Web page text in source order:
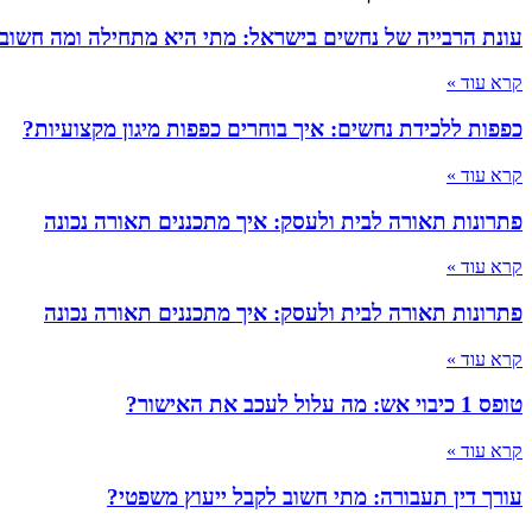
עונת הרבייה של נחשים בישראל: מתי היא מתחילה ומה
קרא עוד »
כפפות ללכידת נחשים: איך בוחרים כפפות מיגון מקצועיות?
קרא עוד »
פתרונות תאורה לבית ולעסק: איך מתכננים תאורה נכונה
קרא עוד »
פתרונות תאורה לבית ולעסק: איך מתכננים תאורה נכונה
קרא עוד »
טופס 1 כיבוי אש: מה עלול לעכב את האישור?
קרא עוד »
עורך דין תעבורה: מתי חשוב לקבל ייעוץ משפטי?